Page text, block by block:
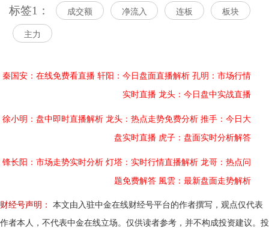
标签1： 成交额 净流入 连板 板块
主力
秦国安：在线免费看直播 轩阳：今日盘面直播解析 孔明：市场行情
实时直播 龙头：今日盘中实战直播
徐小明：盘中即时直播解析 龙头：热点走势免费分析 推手：今日大
盘实时直播 虎子：盘面实时分析解答
锋长阳：市场走势实时分析 灯塔：实时行情直播解析 龙哥：热点问
题免费解答 風雲：最新盘面走势解析
财经号声明：
本文由入驻中金在线财经号平台的作者撰写，观点仅代表
作者本人，不代表中金在线立场。仅供读者参考，并不构成投资建议。投